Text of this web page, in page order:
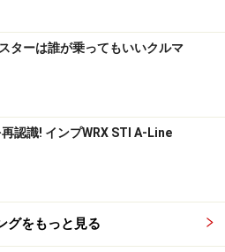
ターは誰が乗ってもいいクルマ
認識! インプWRX STI A-Line
グをもっと見る